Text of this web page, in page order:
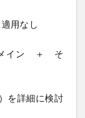
用なし
イン ＋ そ
を詳細に検討